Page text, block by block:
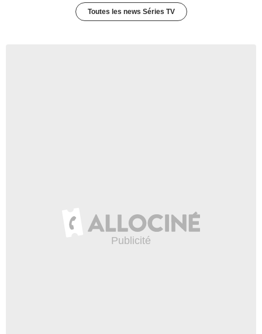
Toutes les news Séries TV